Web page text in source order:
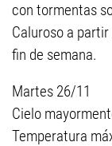
con tormentas
Caluroso a
fin de semana.
Martes 26/11
Cielo
Temperatura